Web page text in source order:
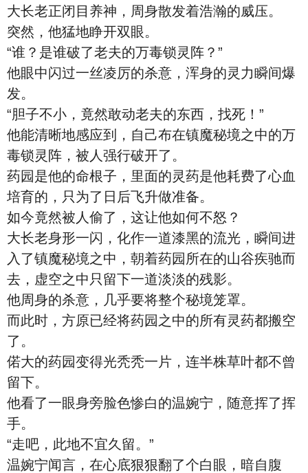
大长老正闭目养神，周身散发着浩瀚的威压。
突然，他猛地睁开双眼。
“谁？是谁破了老夫的万毒锁灵阵？”
他眼中闪过一丝凌厉的杀意，浑身的灵力瞬间爆
发。
“胆子不小，竟然敢动老夫的东西，找死！”
他能清晰地感应到，自己布在镇魔秘境之中的万
毒锁灵阵，被人强行破开了。
药园是他的命根子，里面的灵药是他耗费了心血
培育的，只为了日后飞升做准备。
如今竟然被人偷了，这让他如何不怒？
大长老身形一闪，化作一道漆黑的流光，瞬间进
入了镇魔秘境之中，朝着药园所在的山谷疾驰而
去，虚空之中只留下一道淡淡的残影。
他周身的杀意，几乎要将整个秘境笼罩。
而此时，方原已经将药园之中的所有灵药都搬空
了。
偌大的药园变得光秃秃一片，连半株草叶都不曾
留下。
他看了一眼身旁脸色惨白的温婉宁，随意挥了挥
手。
“走吧，此地不宜久留。”
温婉宁闻言，在心底狠狠翻了个白眼，暗自腹